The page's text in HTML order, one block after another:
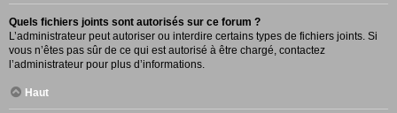
Quels fichiers joints sont autorisés sur ce forum ?
L’administrateur peut autoriser ou interdire certains types de fichiers joints. Si
vous n’êtes pas sûr de ce qui est autorisé à être chargé, contactez
l’administrateur pour plus d’informations.
Haut